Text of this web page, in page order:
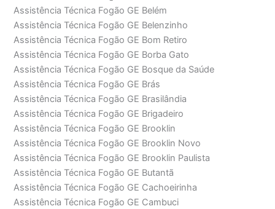
Assistência Técnica Fogão GE Belém
Assistência Técnica Fogão GE Belenzinho
Assistência Técnica Fogão GE Bom Retiro
Assistência Técnica Fogão GE Borba Gato
Assistência Técnica Fogão GE Bosque da Saúde
Assistência Técnica Fogão GE Brás
Assistência Técnica Fogão GE Brasilândia
Assistência Técnica Fogão GE Brigadeiro
Assistência Técnica Fogão GE Brooklin
Assistência Técnica Fogão GE Brooklin Novo
Assistência Técnica Fogão GE Brooklin Paulista
Assistência Técnica Fogão GE Butantã
Assistência Técnica Fogão GE Cachoeirinha
Assistência Técnica Fogão GE Cambuci